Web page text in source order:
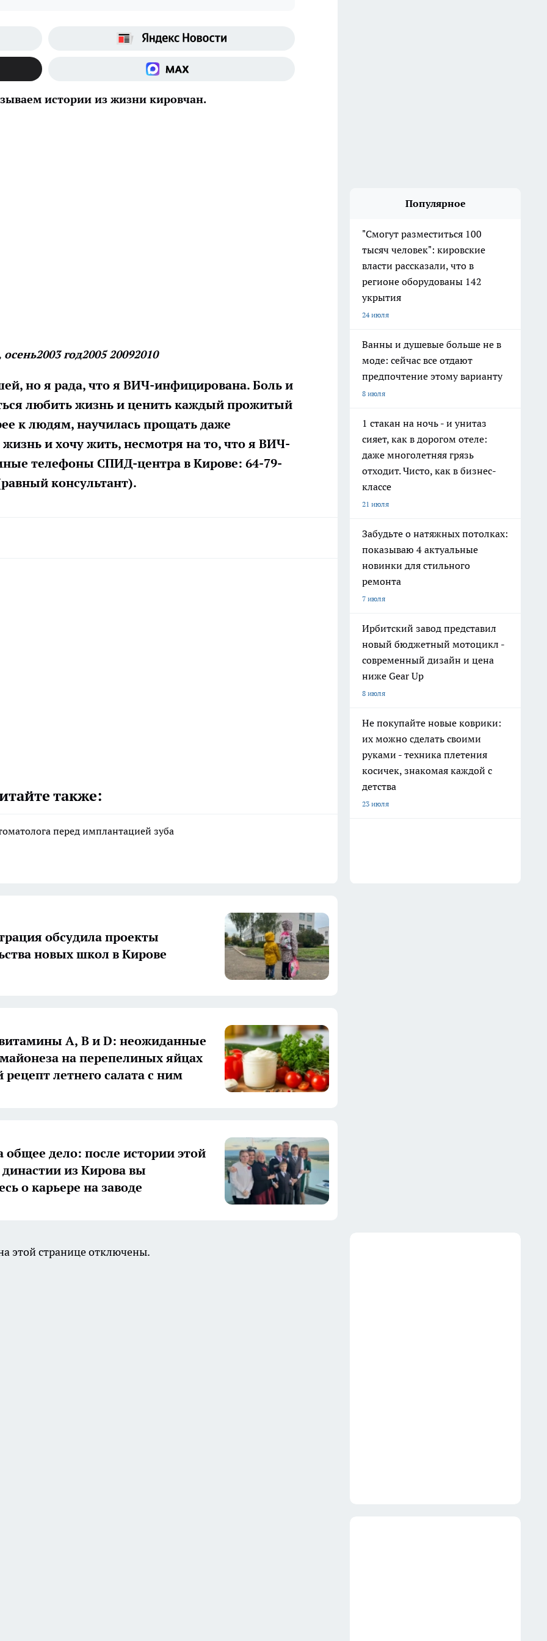
истории из жизни кировчан.
осень2003 год200520092010
но я рада, что я ВИЧ-инфицирована. Боль и
любить жизнь и ценить каждый прожитый
к людям, научилась прощать даже
и хочу жить, несмотря на то, что я ВИЧ-
телефоны СПИД-центра в Кирове: 64-79-
консультант).
также:
перед имплантацией зуба
Популярное
"Смогут разместиться 100
тысяч человек": кировские
власти рассказали, что в
регионе оборудованы 142
укрытия
24 июля
Ванны и душевые больше не в
моде: сейчас все отдают
предпочтение этому варианту
8 июля
1 стакан на ночь - и унитаз
сияет, как в дорогом отеле:
даже многолетняя грязь
отходит. Чисто, как в бизнес-
классе
21 июля
Забудьте о натяжных потолках:
показываю 4 актуальные
новинки для стильного
ремонта
7 июля
Ирбитский завод представил
новый бюджетный мотоцикл -
современный дизайн и цена
ниже Gear Up
8 июля
Не покупайте новые коврики:
их можно сделать своими
руками - техника плетения
косичек, знакомая каждой с
детства
23 июля
обсудила проекты
новых школ в Кирове
А, В и D: неожиданные
на перепелиных яйцах
рецепт летнего салата с ним
общее дело: после истории этой
из Кирова вы
о карьере на заводе
этой странице отключены.